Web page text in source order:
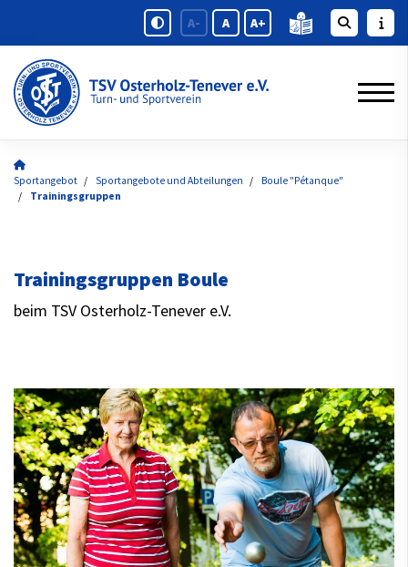
A- A A+
Sportangebot Sportangebote und Abteilungen
Boule "Pétanque"
Trainingsgruppen
Trainingsgruppen Boule
beim TSV Osterholz-Tenever e.V.